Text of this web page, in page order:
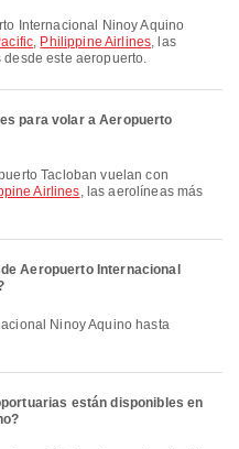
, Philippine Airlines, las
este aeropuerto.
para volar a Aeropuerto
Tacloban vuelan con
Airlines, las aerolíneas más
Aeropuerto Internacional
están disponibles en